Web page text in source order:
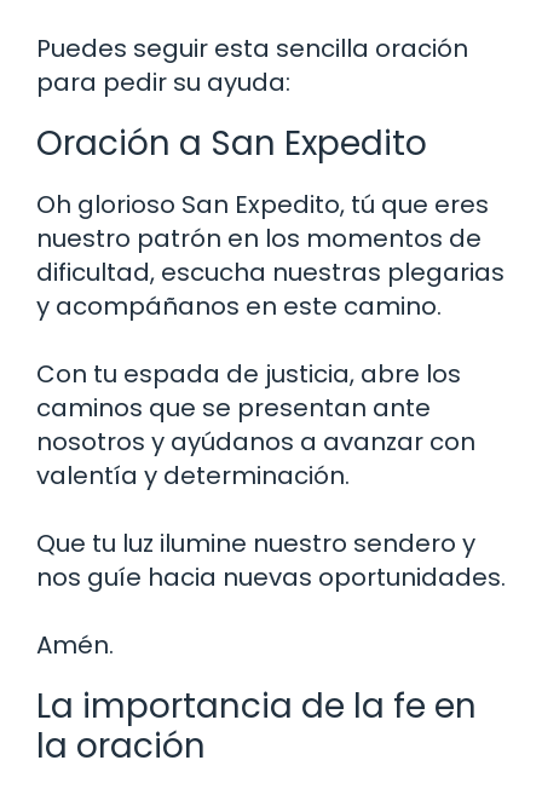
Puedes seguir esta sencilla oración
para pedir su ayuda:
Oración a San Expedito
Oh glorioso San Expedito, tú que eres
nuestro patrón en los momentos de
dificultad, escucha nuestras plegarias
y acompáñanos en este camino.
Con tu espada de justicia, abre los
caminos que se presentan ante
nosotros y ayúdanos a avanzar con
valentía y determinación.
Que tu luz ilumine nuestro sendero y
nos guíe hacia nuevas oportunidades.
Amén.
La importancia de la fe en
la oración